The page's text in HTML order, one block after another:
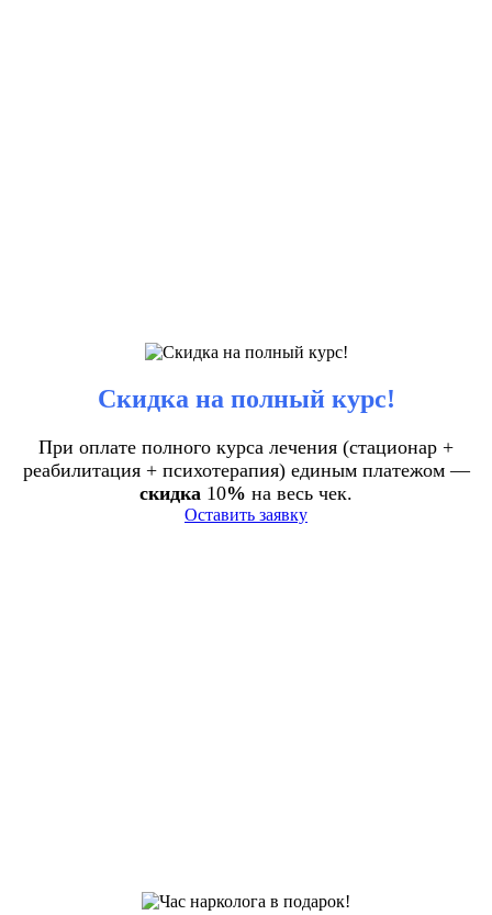
Скидка на полный курс!
При оплате полного курса лечения (стационар +
реабилитация + психотерапия) единым платежом —
скидка 10% на весь чек.
Оставить заявку